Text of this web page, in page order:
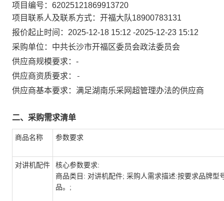
项目编号： 62025121869913720
项目联系人及联系方式： 开福大队18900783131
报价起止时间： 2025-12-18 15:12 -2025-12-23 15:12
采购单位： 中共长沙市开福区委员会政法委员会
供应商规模要求： -
供应商资质要求：
-
供应商基本要求：满足湖南乐采网超管理办法的供应商
二、采购需求清单
商品名称 参数要求
对讲机配件
核心参数要求:
商品类目: 对讲机配件; 采购人需求描述:按要求品牌型
品。;